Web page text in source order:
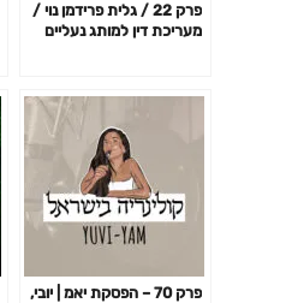
פרק 22 / גלית פרידמן נוי /
מעריכת דין למותג נעליים
פרק 70 – הפסקת יאמ | יובי,